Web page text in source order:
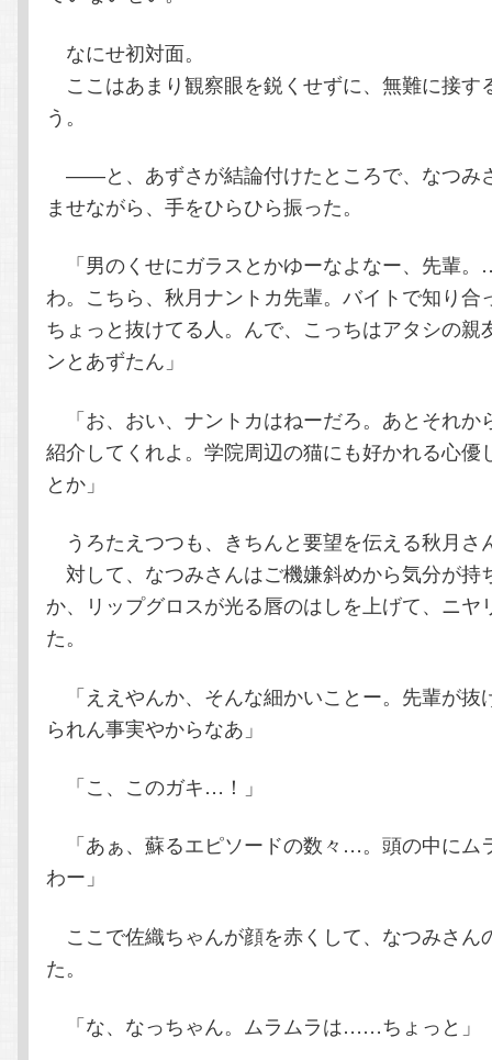
なにせ初対面。
ここはあまり観察眼を鋭くせずに、無難に接す
う。
――と、あずさが結論付けたところで、なつみ
ませながら、手をひらひら振った。
「男のくせにガラスとかゆーなよなー、先輩
わ。こちら、秋月ナントカ先輩。バイトで知り合
ちょっと抜けてる人。んで、こっちはアタシの親
ンとあずたん」
「お、おい、ナントカはねーだろ。あとそれか
紹介してくれよ。学院周辺の猫にも好かれる心優
とか」
うろたえつつも、きちんと要望を伝える秋月さ
対して、なつみさんはご機嫌斜めから気分が持
か、リップグロスが光る唇のはしを上げて、ニヤ
た。
「ええやんか、そんな細かいことー。先輩が抜
られん事実やからなあ」
「こ、このガキ…！」
「あぁ、蘇るエピソードの数々…。頭の中にム
わー」
ここで佐織ちゃんが顔を赤くして、なつみさん
た。
「な、なっちゃん。ムラムラは……ちょっと」